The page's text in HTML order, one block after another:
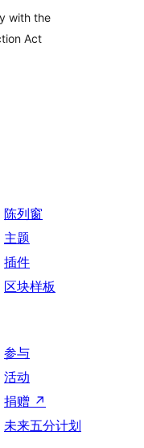
with the
Act
陈列窗
主题
插件
区块样板
参与
活动
捐赠 ↗
未来五分计划